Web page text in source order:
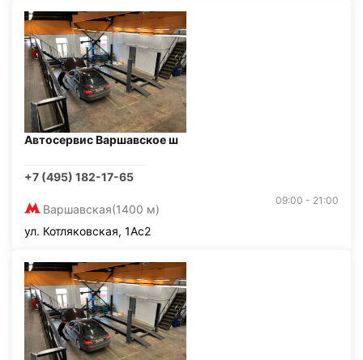
Автосервис Варшавское ш
+7 (495) 182-17-65
Варшавская(1400 м)
09:00 - 21:00
ул. Котляковская, 1Ас2